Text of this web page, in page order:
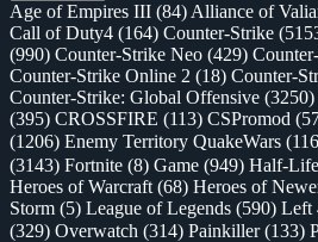
Age of Empires III (84) Alliance of
Call of Duty4 (164) Counter-Strike
(990) Counter-Strike Neo (429)
Counter-Strike Online 2 (18) Counter-
Counter-Strike: Global Offensive (3250)
(395) CROSSFIRE (113) CSPromod
(1206) Enemy Territory QuakeWars
(3143) Fortnite (8) Game (949) Half-
Heroes of Warcraft (68) Heroes of
Storm (5) League of Legends (590) Left
(329) Overwatch (314) Painkiller(133)